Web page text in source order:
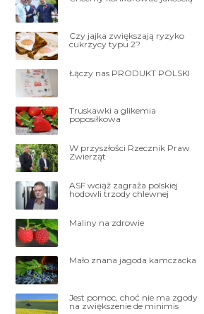
Czy jajka zwiększają ryzyko
cukrzycy typu 2?
Łączy nas PRODUKT POLSKI
Truskawki a glikemia
poposiłkowa
W przyszłości Rzecznik Praw
Zwierząt
ASF wciąż zagraża polskiej
hodowli trzody chlewnej
Maliny na zdrowie
Mało znana jagoda kamczacka
Jest pomoc, choć nie ma zgody
na zwiększenie de minimis